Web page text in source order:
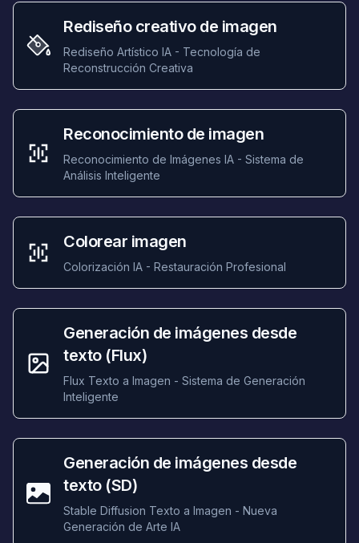
Rediseño creativo de imagen
Rediseño Artístico IA - Tecnología de
Reconstrucción Creativa
Reconocimiento de imagen
Reconocimiento de Imágenes IA - Sistema de
Análisis Inteligente
Colorear imagen
Colorización IA - Restauración Profesional
Generación de imágenes desde
texto (Flux)
Flux Texto a Imagen - Sistema de Generación
Inteligente
Generación de imágenes desde
texto (SD)
Stable Diffusion Texto a Imagen - Nueva
Generación de Arte IA